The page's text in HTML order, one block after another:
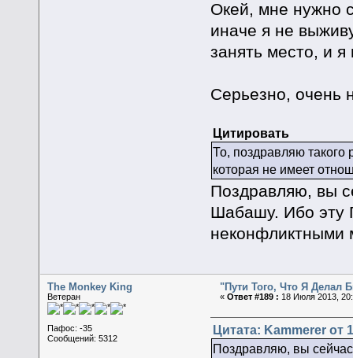
Окей, мне нужно
иначе я не
занять место, и
Серьезно, очень
Цитировать
То, поздравляю такого
которая не имеет
Поздравляю, вы
Шабашу. Ибо эту
неконфликтными
The Monkey King
Ветеран
Пафос: -35
Сообщений: 5312
"Пути Того, Что Я
«Ответ #189 : 18 Июля 2013,
Цитата: Kammerer от
Поздравляю, вы